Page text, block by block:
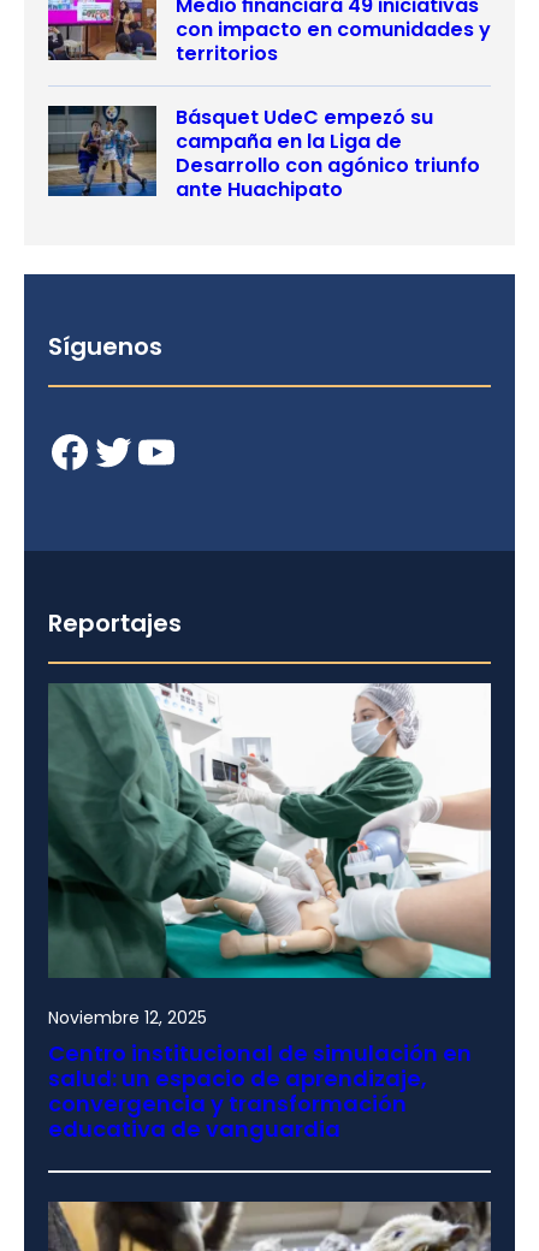
con impacto en comunidades y
territorios
Básquet UdeC empezó su
campaña en la Liga de
Desarrollo con agónico triunfo
ante Huachipato
Síguenos
Facebook Twitter YouTube
Reportajes
Noviembre 12, 2025
Centro institucional de simulación en
salud: un espacio de aprendizaje,
convergencia y transformación
educativa de vanguardia